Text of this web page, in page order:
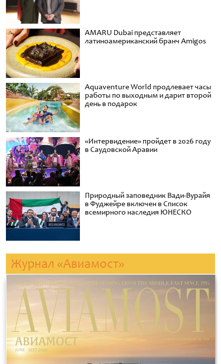
AMARU Dubai представляет
латиноамериканский бранч Amigos
Aquaventure World продлевает часы
работы по выходным и дарит второй
день в подарок
«Интервидение» пройдет в 2026 году
в Саудовской Аравии
Природный заповедник Вади-Вурайя
в Фуджейре включен в Список
всемирного наследия ЮНЕСКО
Журнал «Авиамост»